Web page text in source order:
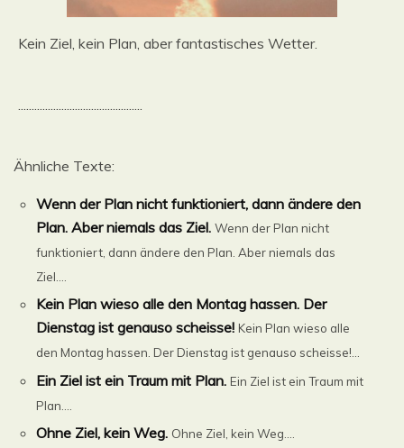
Kein Ziel, kein Plan, aber fantastisches Wetter.
..............................................
Ähnliche Texte:
Wenn der Plan nicht funktioniert, dann ändere den
Plan. Aber niemals das Ziel. Wenn der Plan nicht
funktioniert, dann ändere den Plan. Aber niemals das
Ziel....
Kein Plan wieso alle den Montag hassen. Der
Dienstag ist genauso scheisse! Kein Plan wieso alle
den Montag hassen. Der Dienstag ist genauso scheisse!...
Ein Ziel ist ein Traum mit Plan. Ein Ziel ist ein Traum mit
Plan....
Ohne Ziel, kein Weg. Ohne Ziel, kein Weg....